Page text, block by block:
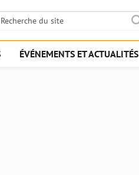
ÉVÉNEMENTS ET ACTUALITÉS